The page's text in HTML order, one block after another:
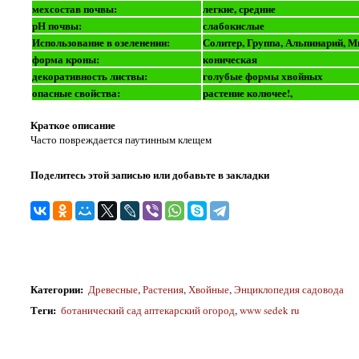
мехсостав почвы:
легкие, средние
рН почвы:
слабокислые
Использование в озеленении:
Солитер, Группа, Альпинарий,
форма кроны:
коническая
декоративность листвы:
голубые формы хвойных
опасные свойства:
растение колючее!,
Краткое описание
Часто повреждается паутинным клещем
Поделитесь этой записью или добавьте в закладки
Категории: Древесные,Растения,Хвойные,Энциклопедия садовода
Теги: ботанический сад аптекарский огород,www sedek ru